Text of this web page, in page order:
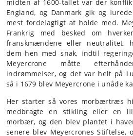
midten af 1600-tallet var der
England, og Danmark gik og
mest fordelagtigt at holde med.
Frankrig med besked om
franskmændene eller neutralitet,
dem hen med snak, indtil
Meyercrone måtte
indrømmelser, og det var helt på
så i 1679 blev Meyercrone i unåde
Her starter så vores morbærtræs
medbragte en stikling eller en
morbær, og den blev plantet i
senere blev Meyercrones Stiftelse,